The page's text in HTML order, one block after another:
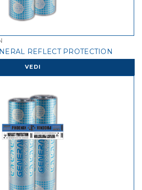
REFLECT PROTECTION
VEDI